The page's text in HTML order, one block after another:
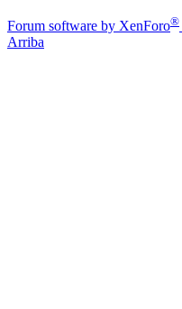
Forum software by XenForo®
Arriba